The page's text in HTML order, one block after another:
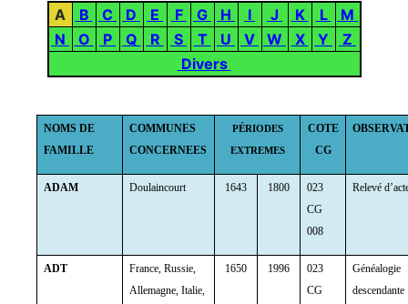
A B C D E F G H I J K L
M
N
O P Q R S T U V W X Y
Z
Divers
NOMS DE
FAMILLE
COMMUNES
CONCERNEES
PÉRIODES
EXTREMES
COTE
CG
ADAM Doulaincourt 1643 1800
023
CG
008
Relevé
ADT
France, Russie,
Allemagne, Italie,
1650 1996
023
CG
Généalogie
descendante